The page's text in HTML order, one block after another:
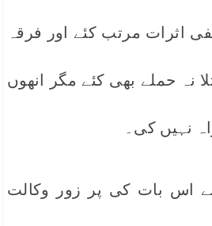
اثرات مرتب کئے اور فرقہ
نہ حملے بھی کئے مگر انھوں
نہیں کی۔
اس بات کی پر زور وکالت